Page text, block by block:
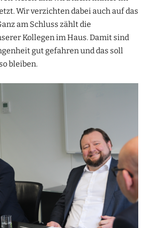
Wir verzichten dabei auch auf das
am Schluss zählt die
Kollegen im Haus. Damit sind
gut gefahren und das soll
bleiben.